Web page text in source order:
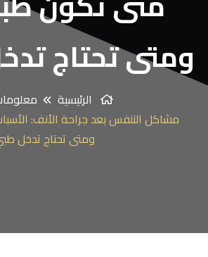
ومتى تحتاج
الرئيسية
مشاكل التنفس بعد جراحة الأنف:
ومتى تحتاج تدخل